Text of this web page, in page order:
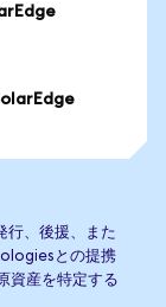
、後援、また
との提携
資産を特定する